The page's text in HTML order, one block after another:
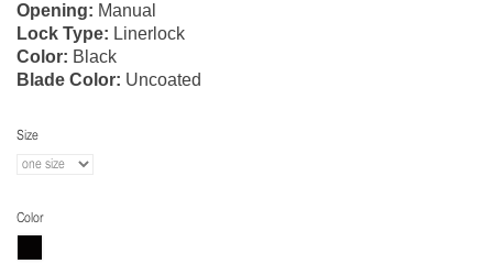
Opening: Manual
Lock Type: Linerlock
Color: Black
Blade Color: Uncoated
Size
Color